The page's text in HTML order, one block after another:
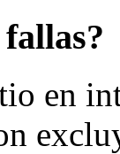
en